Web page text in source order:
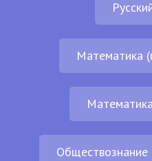
Математика
Обществознание